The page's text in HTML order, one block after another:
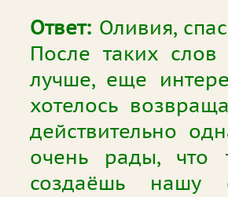
Ответ: Оливия,
После таких
лучше, еще
хотелось
действительно
очень рады,
создаёшь